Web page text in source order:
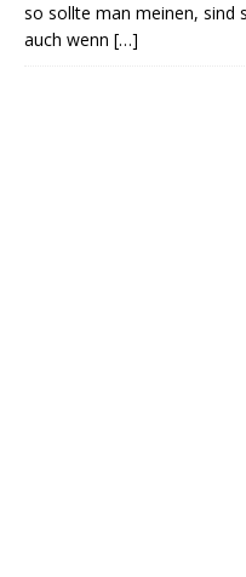
so sollte man meinen, sind
auch wenn […]